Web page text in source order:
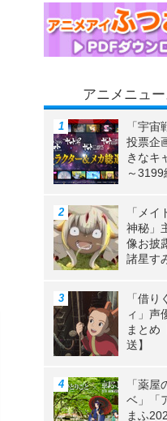
アニメニュ
「宇
投票企
きなキ
～3199
「メ
神秘」
像お披
諸星す
「借
ィ」声
まとめ
送】
「薬
ベ」「
まふ